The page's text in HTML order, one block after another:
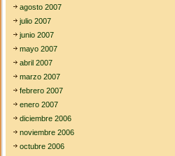
agosto 2007
julio 2007
junio 2007
mayo 2007
abril 2007
marzo 2007
febrero 2007
enero 2007
diciembre 2006
noviembre 2006
octubre 2006